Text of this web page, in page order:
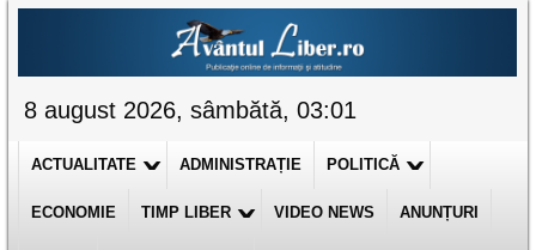
8 august 2026, sâmbătă, 03:01
ACTUALITATE ADMINISTRAȚIE POLITICĂ
ECONOMIE TIMP LIBER VIDEO NEWS ANUNȚURI